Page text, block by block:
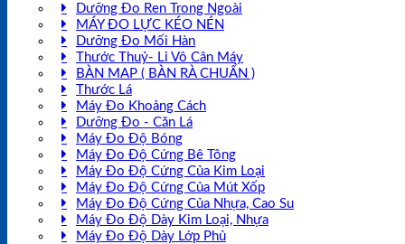
Dưỡng Đo Ren Trong Ngoài
MÁY ĐO LỰC KÉO NÉN
Dưỡng Đo Mối Hàn
Thước Thuỷ- Li Vô Cân Máy
BÀN MAP ( BÀN RÀ CHUẨN )
Thước Lá
Máy Đo Khoảng Cách
Dưỡng Đo - Căn Lá
Máy Đo Độ Bóng
Máy Đo Độ Cứng Bê Tông
Máy Đo Độ Cứng Của Kim Loại
Máy Đo Độ Cứng Của Mút Xốp
Máy Đo Độ Cứng Của Nhựa, Cao Su
Máy Đo Độ Dày Kim Loại, Nhựa
Máy Đo Độ Dày Lớp Phủ